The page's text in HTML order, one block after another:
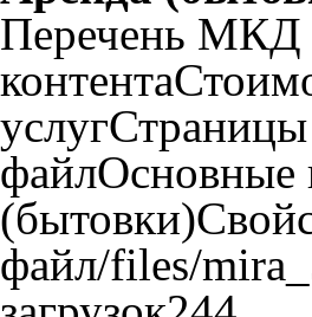
Перечень МКД
файлОсновные
файл/files/